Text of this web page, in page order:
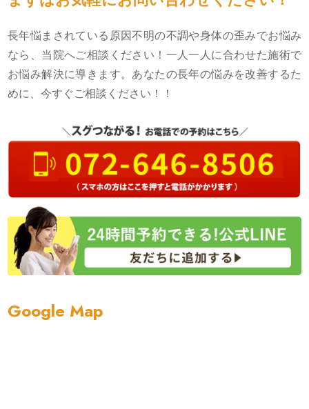
長年悩まされている原因不明の不調や身体の歪みでお悩み
なら、当院へご相談ください！一人一人に合わせた施術で
お悩み解決に導きます。あなたの長年の悩みを改善するた
めに、今すぐご相談ください！！
Google Map